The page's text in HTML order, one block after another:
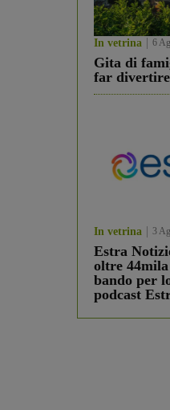
In vetrina 6
Gita di
far
In vetrina 3
Estra
oltre
bando per
podcast